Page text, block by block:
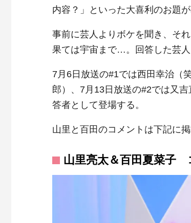
内容？」といった大喜利のお題が
事前に芸人よりボケを聞き、そ
果ては宇宙まで…。回答した芸人
7月6日放送の#1では西田幸治（
郎）、7月13日放送の#2では又
答者として登場する。
山里と百田のコメントは下記に掲
山里亮太＆百田夏菜子